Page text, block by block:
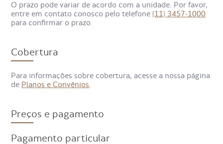
O prazo pode variar de acordo com a unidade. Por favor,
entre em contato conosco pelo telefone(11) 3457-1000
para confirmar o prazo.
Cobertura
Para informações sobre cobertura, acesse a nossa página
de Planos e Convênios
Preços e pagamento
Pagamento particular